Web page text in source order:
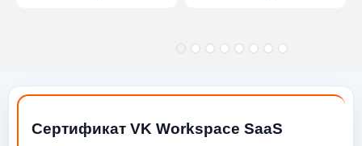
Сертификат VK Workspace SaaS